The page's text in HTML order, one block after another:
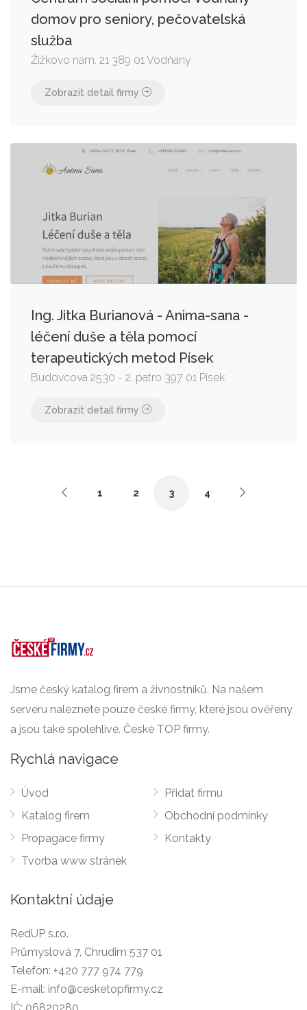
domov pro seniory, pečovatelská
služba
Žižkovo nám. 21 389 01 Vodňany
Zobrazit detail firmy
Ing. Jitka Burianová - Anima-sana -
léčení duše a těla pomocí
terapeutických metod Písek
Budovcova 2530 - 2. patro 397 01 Písek
Zobrazit detail firmy
1 2 3 4
Jsme český katalog firem a živnostníků. Na našem
serveru naleznete pouze české firmy, které jsou ověřeny
a jsou také spolehlivé. České TOP firmy.
Rychlá navigace
Úvod
Katalog firem
Propagace firmy
Tvorba www stránek
Přidat firmu
Obchodní podmínky
Kontakty
Kontaktní údaje
RedUP s.r.o.
Průmyslová 7, Chrudim 537 01
Telefon: +420 777 974 779
E-mail: info@cesketopfirmy.cz